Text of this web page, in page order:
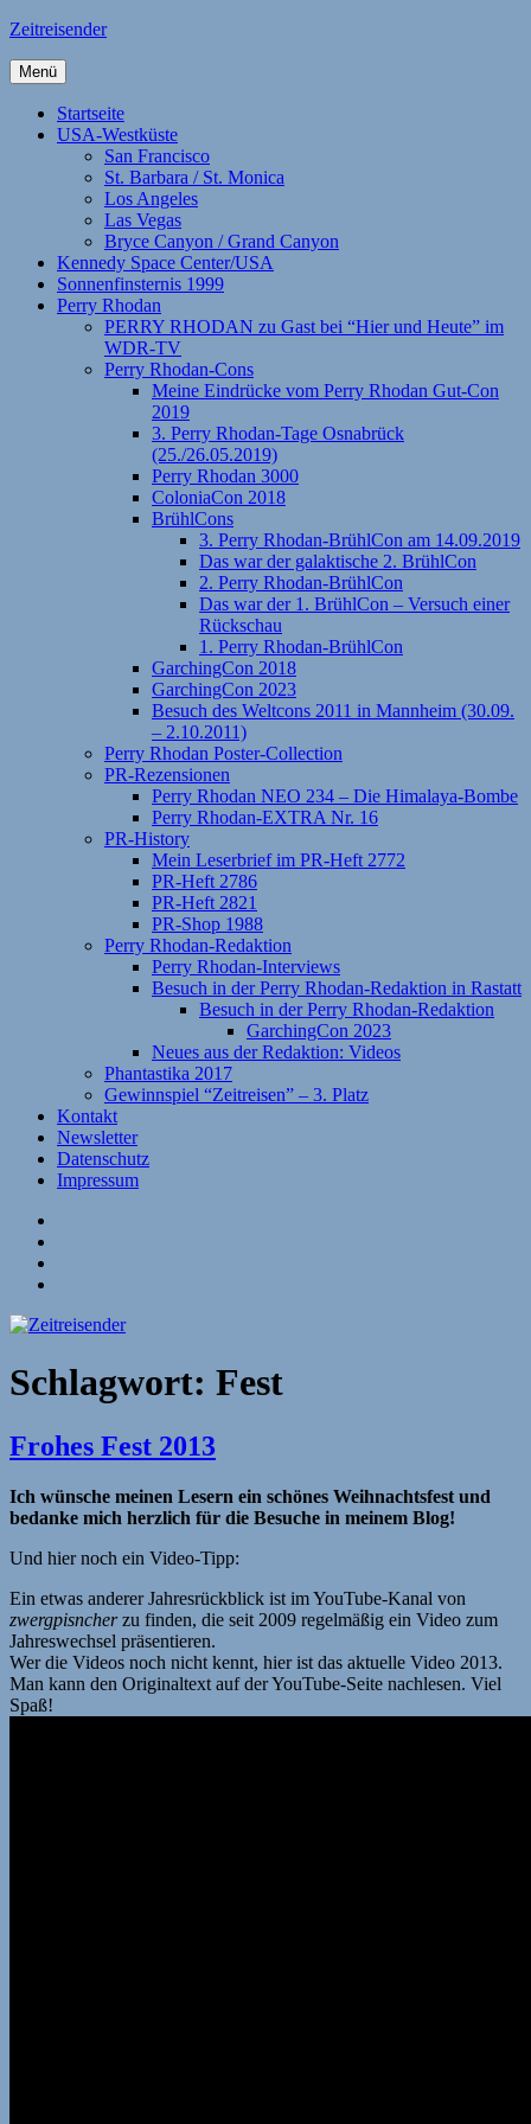
Zum
springen
Zeitreisender
Menü
Startseite
USA-Westküste
San Francisco
St. Barbara / St. Monica
Los Angeles
Las Vegas
Bryce Canyon / Grand Canyon
Kennedy Space Center/USA
Sonnenfinsternis 1999
Perry Rhodan
PERRY RHODAN zu Gast bei “Hier und Heute” im
WDR-TV
Perry Rhodan-Cons
Meine Eindrücke vom Perry Rhodan Gut-Con
2019
3. Perry Rhodan-Tage Osnabrück
(25./26.05.2019)
Perry Rhodan 3000
ColoniaCon 2018
BrühlCons
3. Perry Rhodan-BrühlCon am 14.09.2019
Das war der galaktische 2. BrühlCon
2. Perry Rhodan-BrühlCon
Das war der 1. BrühlCon – Versuch einer
Rückschau
1. Perry Rhodan-BrühlCon
GarchingCon 2018
GarchingCon 2023
Besuch des Weltcons 2011 in Mannheim (30.09.
– 2.10.2011)
Perry Rhodan Poster-Collection
PR-Rezensionen
Perry Rhodan NEO 234 – Die Himalaya-Bombe
Perry Rhodan-EXTRA Nr. 16
PR-History
Mein Leserbrief im PR-Heft 2772
PR-Heft 2786
PR-Heft 2821
PR-Shop 1988
Perry Rhodan-Redaktion
Perry Rhodan-Interviews
Besuch in der Perry Rhodan-Redaktion in Rastatt
Besuch in der Perry Rhodan-Redaktion
GarchingCon 2023
Neues aus der Redaktion: Videos
Phantastika 2017
Gewinnspiel “Zeitreisen” – 3. Platz
Kontakt
Newsletter
Datenschutz
Impressum
Schlagwort: Fest
Frohes Fest 2013
Ich wünsche meinen Lesern ein schönes Weihnachtsfest und
bedanke mich herzlich für die Besuche in meinem Blog!
Und hier noch ein Video-Tipp:
Ein etwas anderer Jahresrückblick ist im YouTube-Kanal von
zwergpisncherzu finden, die seit 2009 regelmäßig ein Video zum
Jahreswechsel präsentieren.
Wer die Videos noch nicht kennt, hier ist das aktuelle Video 2013.
Man kann den Originaltext auf der YouTube-Seite nachlesen. Viel
Spaß!